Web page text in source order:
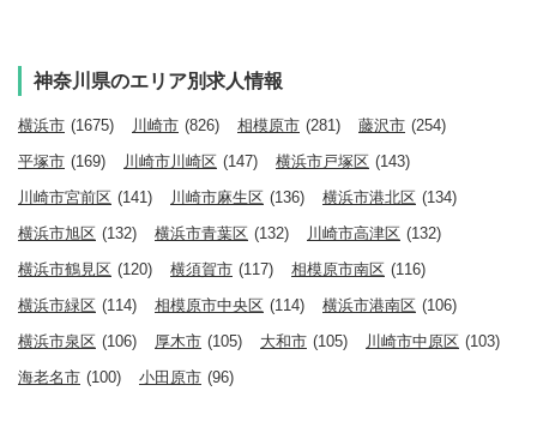
神奈川県のエリア別求人情報
横浜市 (1675) 川崎市 (826) 相模原市 (281) 藤沢市 (254)
平塚市 (169) 川崎市川崎区 (147) 横浜市戸塚区 (143)
川崎市宮前区 (141) 川崎市麻生区 (136) 横浜市港北区 (134)
横浜市旭区 (132) 横浜市青葉区 (132) 川崎市高津区 (132)
横浜市鶴見区 (120) 横須賀市 (117) 相模原市南区 (116)
横浜市緑区 (114) 相模原市中央区 (114) 横浜市港南区 (106)
横浜市泉区 (106) 厚木市 (105) 大和市 (105) 川崎市中原区 (103)
海老名市 (100) 小田原市 (96)